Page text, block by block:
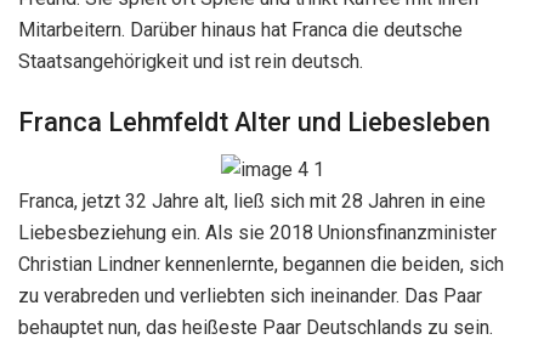
Mitarbeitern. Darüber hinaus hat Franca die deutsche
Staatsangehörigkeit und ist rein deutsch.
Franca Lehmfeldt Alter und Liebesleben
Franca, jetzt 32 Jahre alt, ließ sich mit 28 Jahren in eine
Liebesbeziehung ein. Als sie 2018 Unionsfinanzminister
Christian Lindner kennenlernte, begannen die beiden, sich
zu verabreden und verliebten sich ineinander. Das Paar
behauptet nun, das heißeste Paar Deutschlands zu sein.